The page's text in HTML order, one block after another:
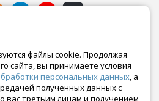
файлы cookie. Продолжая
сайта, вы принимаете условия
персональных данных, а
полученных данных с
третьим лицам и получением